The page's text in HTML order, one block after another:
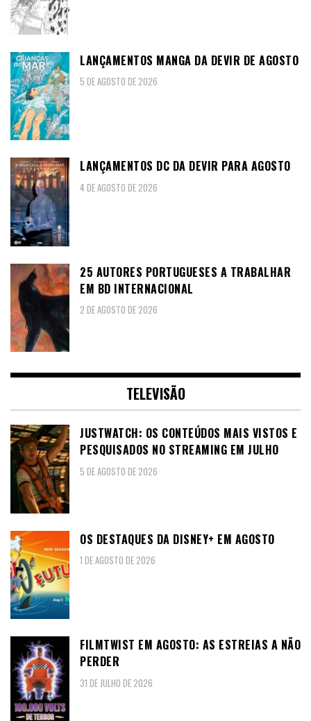
LANÇAMENTOS MANGA DA DEVIR DE AGOSTO
5 DE AGOSTO DE 2026
LANÇAMENTOS DC DA DEVIR PARA AGOSTO
4 DE AGOSTO DE 2026
25 AUTORES PORTUGUESES A TRABALHAR
EM BD INTERNACIONAL
2 DE AGOSTO DE 2026
TELEVISÃO
JUSTWATCH: OS CONTEÚDOS MAIS VISTOS E
PESQUISADOS NO STREAMING EM JULHO
5 DE AGOSTO DE 2026
OS DESTAQUES DA DISNEY+ EM AGOSTO
1 DE AGOSTO DE 2026
FILMTWIST EM AGOSTO: AS ESTREIAS A NÃO
PERDER
31 DE JULHO DE 2026